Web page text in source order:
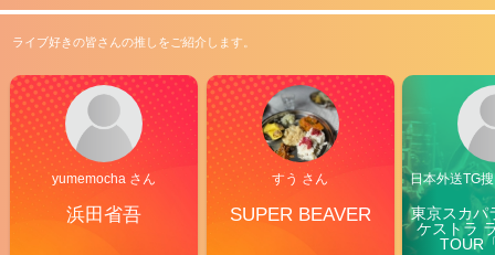
ライブ好きの皆さんの推しをご紹介します。
yumemocha さん
浜田省吾
すう さん
SUPER BEAVER
日本外送TG
東京スカパ
ケストラ
TOUR